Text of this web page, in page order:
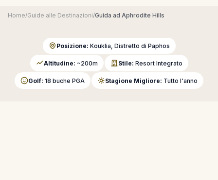
Home/Guide alle Destinazioni/Guida ad Aphrodite Hills
Posizione: Kouklia, Distretto di Paphos
Altitudine: ~200m Stile: Resort Integrato
Golf: 18 buche PGA Stagione Migliore: Tutto l'anno